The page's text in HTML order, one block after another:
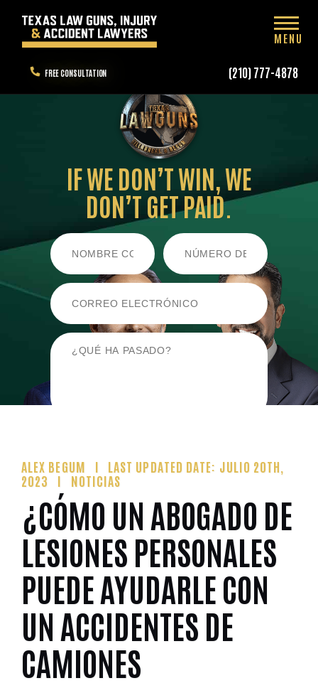
FREE CONSULTATION (210) 777-4878
MENU
IF WE DON’T WIN, WE
DON’T GET PAID.
ALEX BEGUM
LAST UPDATED DATE: JULIO 20TH,
2023
NOTICIAS
¿CÓMO UN ABOGADO DE
LESIONES PERSONALES
PUEDE AYUDARLE CON
UN ACCIDENTES DE
CAMIONES